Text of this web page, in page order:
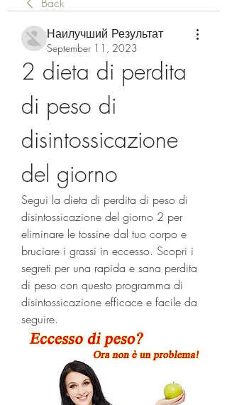
Наилучший Результат
September 11, 2023
2 dieta di perdita
di peso di
disintossicazione
del giorno
Segui la dieta di perdita di peso di
disintossicazione del giorno 2 per
eliminare le tossine dal tuo corpo e
bruciare i grassi in eccesso. Scopri i
segreti per una rapida e sana perdita
di peso con questo programma di
disintossicazione efficace e facile da
seguire.